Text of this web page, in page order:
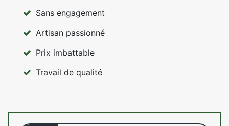
Sans engagement
Artisan passionné
Prix imbattable
Travail de qualité